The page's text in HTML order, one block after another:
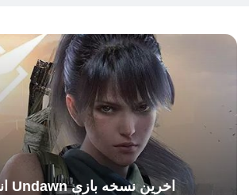
اخرین نسخه بازی Undawn اندروید